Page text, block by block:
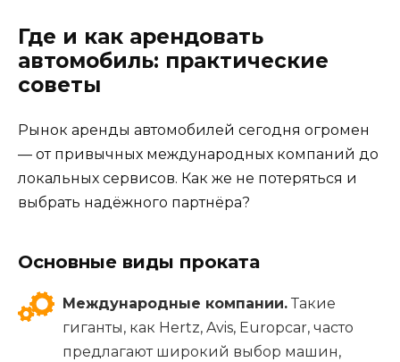
Где и как арендовать
автомобиль: практические
советы
Рынок аренды автомобилей сегодня огромен
— от привычных международных компаний до
локальных сервисов. Как же не потеряться и
выбрать надёжного партнёра?
Основные виды проката
Международные компании. Такие
гиганты, как Hertz, Avis, Europcar, часто
предлагают широкий выбор машин,